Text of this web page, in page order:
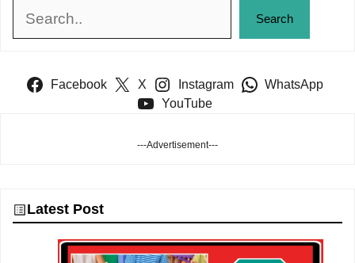
Search
Search
Facebook X Instagram
WhatsApp
YouTube
---Advertisement---
Latest Post